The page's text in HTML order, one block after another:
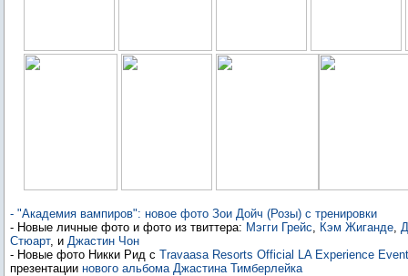
- "Академия вампиров": новое фото Зои Дойч (Розы) с тренировки
- Новые личные фото и фото из твиттера: Мэгги Грейс, Кэм Жиганде,
Стюарт, и Джастин Чон
- Новые фото Никки Рид с Travaasa Resorts Official LA Experience Event
презентации нового альбома Джастина Тимберлейка